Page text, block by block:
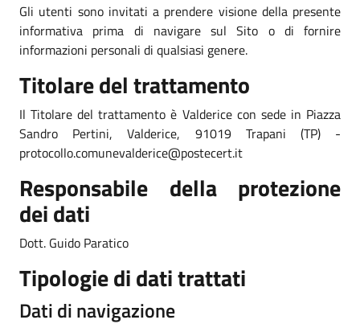
Gli utenti sono invitati a prendere visione della presente
informativa prima di navigare sul Sito o di fornire
informazioni personali di qualsiasi genere.
Titolare del trattamento
Il Titolare del trattamento è Valderice con sede in Piazza
Sandro Pertini, Valderice, 91019 Trapani (TP) -
protocollo.comunevalderice@postecert.it
Responsabile della protezione
dei dati
Dott. Guido Paratico
Tipologie di dati trattati
Dati di navigazione